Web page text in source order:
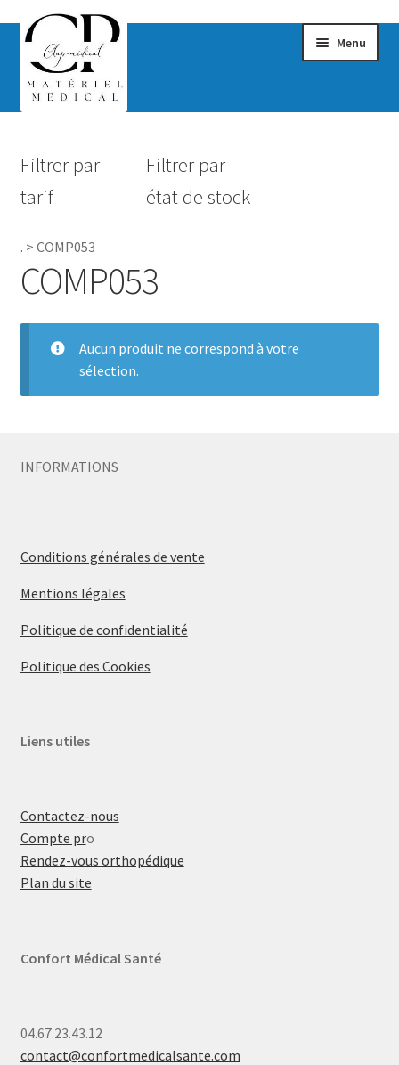
Menu
Hygiène
Accessoires Salle de bain
Pro.
Filtrer par
tarif
Filtrer par
état de stock
. > COMP053
COMP053
Aucun produit ne correspond à votre
sélection.
INFORMATIONS
Conditions générales de vente
Mentions légales
Politique de confidentialité
Politique des Cookies
Liens utiles
Contactez-nous
Compte pro
Rendez-vous orthopédique
Plan du site
Confort Médical Santé
04.67.23.43.12
contact@confortmedicalsante.com